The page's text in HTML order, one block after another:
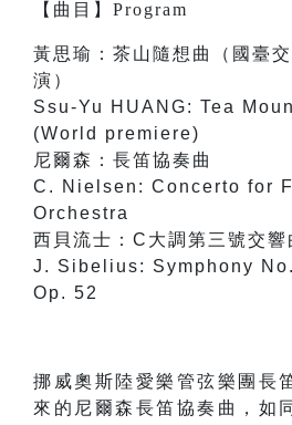
【 曲目 】 Program
黃思瑜：茶山隨想曲（國臺
演）
Ssu-Yu HUANG: Tea
(World premiere)
尼爾森：長笛協奏曲
C. Nielsen: Concerto for
Orchestra
西貝流士：C大調第三號交響
J. Sibelius: Symphony
Op. 52
挪威奧斯陸愛樂管弦樂團長
來的尼爾森長笛協奏曲，如